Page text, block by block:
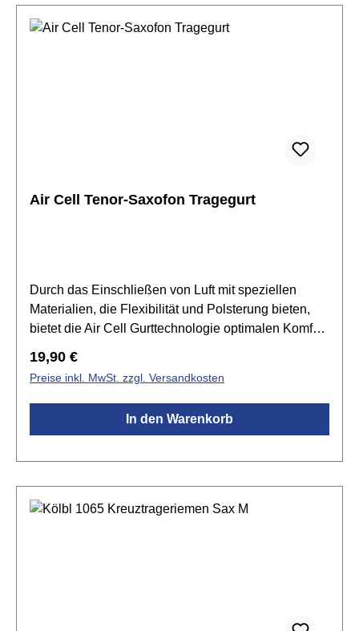
Air Cell Tenor-Saxofon Tragegurt
Durch das Einschließen von Luft mit speziellen
Materialien, die Flexibilität und Polsterung bieten,
bietet die Air Cell Gurttechnologie optimalen Komfort
auf Schulter oder Nacken absorbiert und das
Gewicht des Instruments wird großflächig verteilt.
Der gummibeschichtete Metallclip ist langlebig und
wird die Oberfläche des Instruments nicht zerkratzen
Saxophonriemen leicht verstellbar und passt zu
Neopren mit sehr weicher Air Cell PolsterungLeicht
Regulärer Preis:
19,90 €
Preise inkl. MwSt. zzgl. Versandkosten
In den Warenkorb